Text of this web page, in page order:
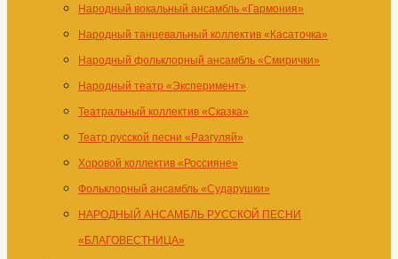
Народный вокальный ансамбль «Гармония»
Народный танцевальный коллектив «Касаточка»
Народный фольклорный ансамбль «Смирички»
Народный театр «Эксперимент»
Театральный коллектив «Сказка»
Театр русской песни «Разгуляй»
Хоровой коллектив «Россияне»
Фольклорный ансамбль «Сударушки»
НАРОДНЫЙ АНСАМБЛЬ РУССКОЙ ПЕСНИ
«БЛАГОВЕСТНИЦА»